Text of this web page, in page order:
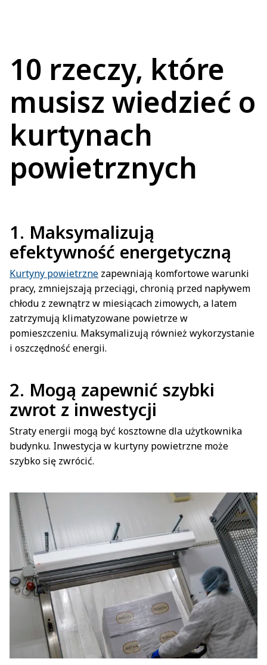
10 rzeczy, które
musisz wiedzieć o
kurtynach
powietrznych
1. Maksymalizują
efektywność energetyczną
Kurtyny powietrzne zapewniają komfortowe warunki
pracy, zmniejszają przeciągi, chronią przed napływem
chłodu z zewnątrz w miesiącach zimowych, a latem
zatrzymują klimatyzowane powietrze w
pomieszczeniu. Maksymalizują również wykorzystanie
i oszczędność energii.
2. Mogą zapewnić szybki
zwrot z inwestycji
Straty energii mogą być kosztowne dla użytkownika
budynku. Inwestycja w kurtyny powietrzne może
szybko się zwrócić.